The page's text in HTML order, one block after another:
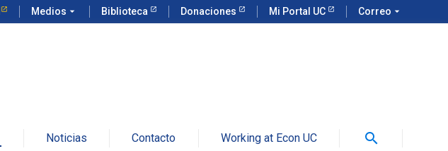
Medios arrow_drop_down Biblioteca Donaciones Mi Portal UC Correo arrow_drop_down
Noticias Contacto Working at Econ UC search